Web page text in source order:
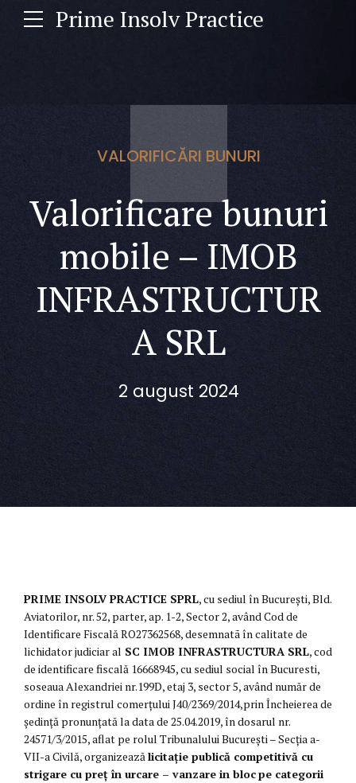
Prime Insolv Practice
VALORIFICĂRI BUNURI
Valorificare bunuri
mobile – IMOB
INFRASTRUCTUR
A SRL
2 august 2024
PRIME INSOLV PRACTICE SPRL, cu sediul în București, Bld.
Aviatorilor, nr. 52, parter, ap. 1-2, Sector 2, având Cod de
Identificare Fiscală RO27362568, desemnatã în calitate de
lichidator judiciar al SC IMOB INFRASTRUCTURA SRL, cod
de identificare fiscală 16668945, cu sediul social în Bucuresti,
soseaua Alexandriei nr.199D, etaj 3, sector 5, având număr de
ordine în registrul comerţului J40/2369/2014,prin Încheierea de
ședință pronunţată la data de 25.04.2019, în dosarul nr.
24571/3/2015, aflat pe rolul Tribunalului București – Secţia a-
VII-a Civilă, organizeazălicitație publică competitivă cu
strigare cu preț în urcare – vanzare in blocpe categorii